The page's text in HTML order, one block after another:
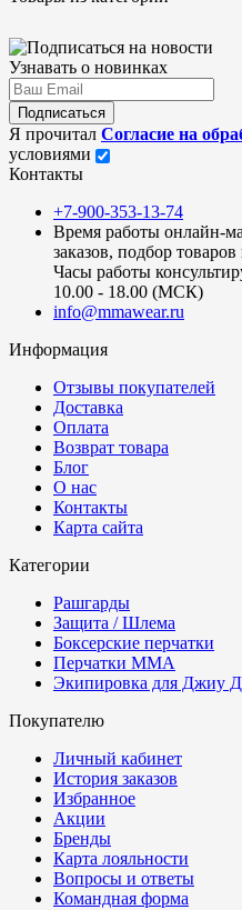
Узнавать о новинках
Подписаться
Я прочитал Согласие на
условиями
Контакты
+7-900-353-13-74
Время работы онлайн-
заказов, подбор товаров
Часы работы
10.00 - 18.00 (МСК)
info@mmawear.ru
Информация
Отзывы покупателей
Доставка
Оплата
Возврат товара
Блог
О нас
Контакты
Карта сайта
Категории
Рашгарды
Защита / Шлема
Боксерские перчатки
Перчатки ММА
Экипировка для Джиу
Покупателю
Личный кабинет
История заказов
Избранное
Акции
Бренды
Карта лояльности
Вопросы и ответы
Командная форма